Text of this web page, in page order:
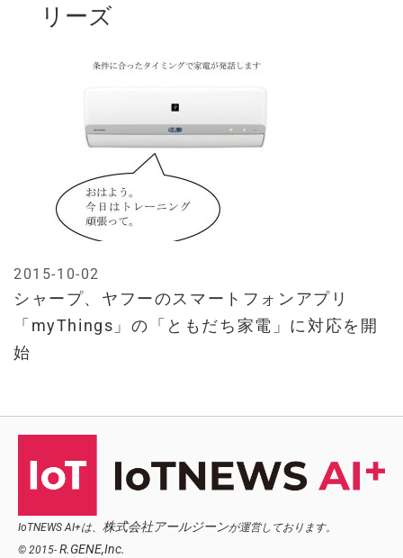
リーズ
シャープ、ヤフーのスマートフォンアプリ
「myThings」の「ともだち家電」に対応を開
始
2015-10-02
IoTNEWS AI+は、 株式会社アールジーンが運営しております。
© 2015- R.GENE,Inc.